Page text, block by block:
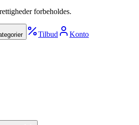
forbeholdes.
Tilbud Konto